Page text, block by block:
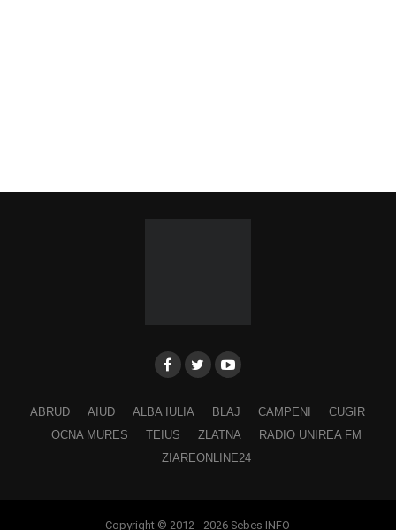
ABRUD AIUD ALBA IULIA BLAJ CAMPENI
CUGIR
OCNA MURES
TEIUS ZLATNA
RADIO UNIREA FM
ZIAREONLINE24
Copyright © 2012 - 2026 Sebes INFO